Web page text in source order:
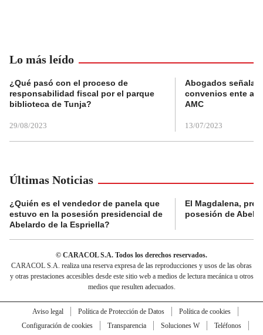
Lo más leído
¿Qué pasó con el proceso de
responsabilidad fiscal por el parque
biblioteca de Tunja?
29/08/2023
Abogados
convenios ente
AMC
13/07/2023
Últimas Noticias
¿Quién es el vendedor de panela que
estuvo en la posesión presidencial de
Abelardo de la Espriella?
El Magdalena,
posesión de
© CARACOL S.A. Todos los derechos reservados.
CARACOL S.A. realiza una reserva expresa de las reproducciones y usos de las obras
y otras prestaciones accesibles desde este sitio web a medios de lectura mecánica u otros
medios que resulten adecuados.
Aviso legal Política de Protección de Datos
Política de cookies
Configuración de cookies
Transparencia Soluciones W
Teléfonos